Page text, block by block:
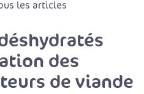
les articles
des
de viande